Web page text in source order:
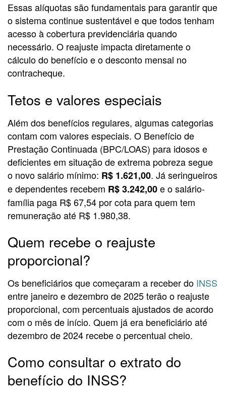
Essas alíquotas são fundamentais para garantir que
o sistema continue sustentável e que todos tenham
acesso à cobertura previdenciária quando
necessário. O reajuste impacta diretamente o
cálculo do benefício e o desconto mensal no
contracheque.
Tetos e valores especiais
Além dos benefícios regulares, algumas categorias
contam com valores especiais. O Benefício de
Prestação Continuada (BPC/LOAS) para idosos e
deficientes em situação de extrema pobreza segue
o novo salário mínimo: R$ 1.621,00. Já seringueiros
e dependentes recebem R$ 3.242,00e o salário-
família paga R$ 67,54 por cota para quem tem
remuneração até R$ 1.980,38.
Quem recebe o reajuste
proporcional?
Os beneficiários que começaram a receber do INSS
entre janeiro e dezembro de 2025 terão o reajuste
proporcional, com percentuais ajustados de acordo
com o mês de início. Quem já era beneficiário até
dezembro de 2024 recebe o percentual cheio.
Como consultar o extrato do
benefício do INSS?